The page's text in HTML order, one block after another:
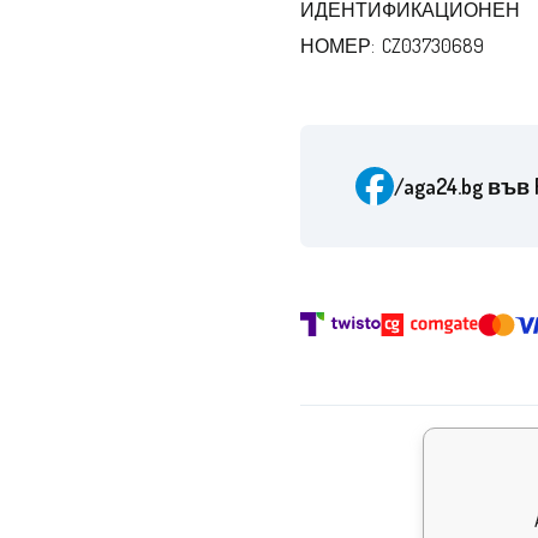
ИДЕНТИФИКАЦИОНЕН
НОМЕР: CZ03730689
/aga24.bg във